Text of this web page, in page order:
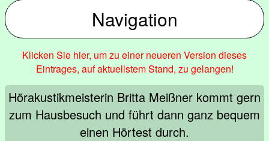
Navigation
Klicken Sie hier, um zu einer neueren Version dieses
Eintrages, auf aktuellstem Stand, zu gelangen!
Hörakustikmeisterin Britta Meißner kommt gern
zum Hausbesuch und führt dann ganz bequem
einen Hörtest durch.